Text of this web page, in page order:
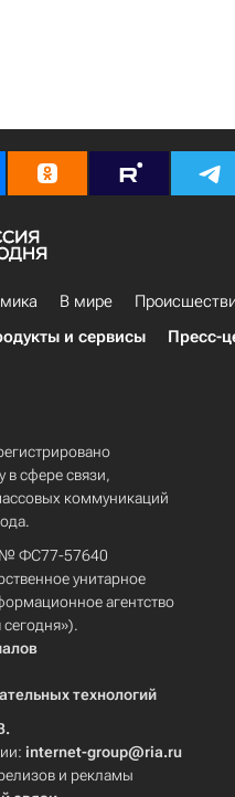
В мире
и сервисы Пресс-
в сфере связи,
коммуникаций
№ ФС77-57640
унитарное
агентство
технологий
internet-group@ria.ru
и рекламы